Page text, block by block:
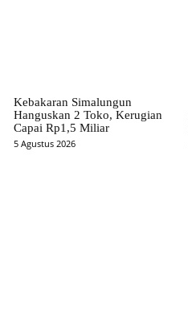
Kebakaran Simalungun
Hanguskan 2 Toko, Kerugian
Capai Rp1,5 Miliar
5 Agustus 2026